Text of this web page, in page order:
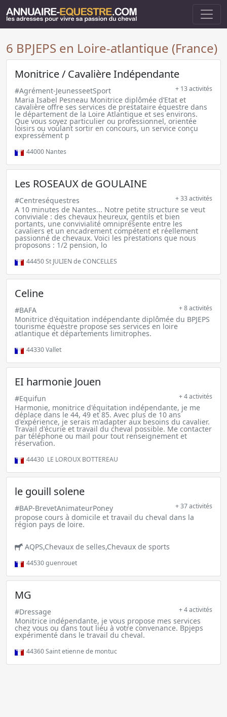
6 BPJEPS en Loire-atlantique (France)
Monitrice / Cavalière Indépendante
#Agrément-JeunesseetSport + 13 activités
Maria Isabel Pesneau Monitrice diplômée d’Etat et
cavalière offre ses services de prestataire équestre dans
le département de la Loire Atlantique et ses environs.
Que vous soyez particulier ou professionnel, orientée
loisirs ou voulant sortir en concours, un service conçu
expressément p
44000 Nantes
Les ROSEAUX de GOULAINE
#Centreséquestres + 33 activités
A 10 minutes de Nantes... Notre petite structure se veut
conviviale : des chevaux heureux, gentils et bien
portants, une convivialité omniprésente entre les
cavaliers et un encadrement compétent et réellement
passionné de chevaux. Voici les prestations que nous
proposons : 1/2 pension, lo
44450St JULIEN de CONCELLES
Celine
#BAFA + 8 activités
Monitrice d'équitation indépendante diplômée du BPJEPS
tourisme équestre propose ses services en loire
atlantique et départements limitrophes.
44330Vallet
EI harmonie Jouen
#Equifun + 4 activités
Harmonie, monitrice d'équitation indépendante, je me
déplace dans le 44, 49 et 85. Avec plus de 10 ans
d'expérience, je serais m'adapter aux besoins du cavalier.
Travail d'écurie et travail du cheval possible. Me contacter
par téléphone ou mail pour tout renseignement et
réservation.
44430 LE LOROUX BOTTEREAU
le gouill solene
#BAP-BrevetAnimateurPoney + 37 activités
propose cours à domicile et travail du cheval dans la
région pays de loire.
AQPS,Chevaux de selles,Chevaux de sports
44530guenrouet
MG
#Dressage + 4 activités
Monitrice indépendante, je vous propose mes services
chez vous ou dans tout lieu à votre convenance. Bpjeps
expérimenté dans le travail du cheval.
44360Saint etienne de montuc